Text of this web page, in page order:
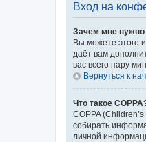
Вход на
Зачем мне нужно
Вы можете этого
даёт вам
вас всего пару
Вернуться к
Что такое
COPPA
собирать
личной